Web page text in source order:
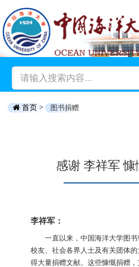
首页 > 图书捐赠
感谢 李祥军 慷
李祥军：
一直以来，中国海洋大学图
校友、社会各界人士及有关团体
得大量捐赠文献。这些慷慨捐赠